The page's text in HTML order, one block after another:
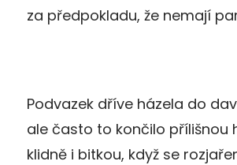
za předpokladu, že nemají
Podvazek dříve házela do
ale často to končilo přílišnou
klidně i bitkou, když se